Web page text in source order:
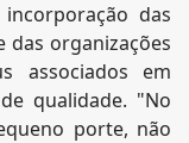
das
das organizações
associados em
qualidade. "No
porte, não